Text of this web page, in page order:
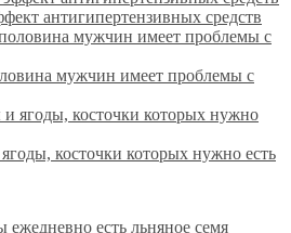
антигипертензивных средств
мужчин имеет проблемы с
косточки которых нужно есть